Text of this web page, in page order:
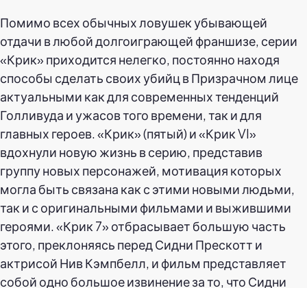
Помимо всех обычных ловушек убывающей
отдачи в любой долгоиграющей франшизе, серии
«Крик» приходится нелегко, постоянно находя
способы сделать своих убийц в Призрачном лице
актуальными как для современных тенденций
Голливуда и ужасов того времени, так и для
главных героев. «Крик» (пятый) и «Крик VI»
вдохнули новую жизнь в серию, представив
группу новых персонажей, мотивация которых
могла быть связана как с этими новыми людьми,
так и с оригинальными фильмами и выжившими
героями. «Крик 7» отбрасывает большую часть
этого, преклоняясь перед Сидни Прескотт и
актрисой Нив Кэмпбелл, и фильм представляет
собой одно большое извинение за то, что Сидни